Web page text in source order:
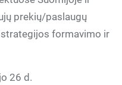
prekių/paslaugų
formavimo ir
26 d.